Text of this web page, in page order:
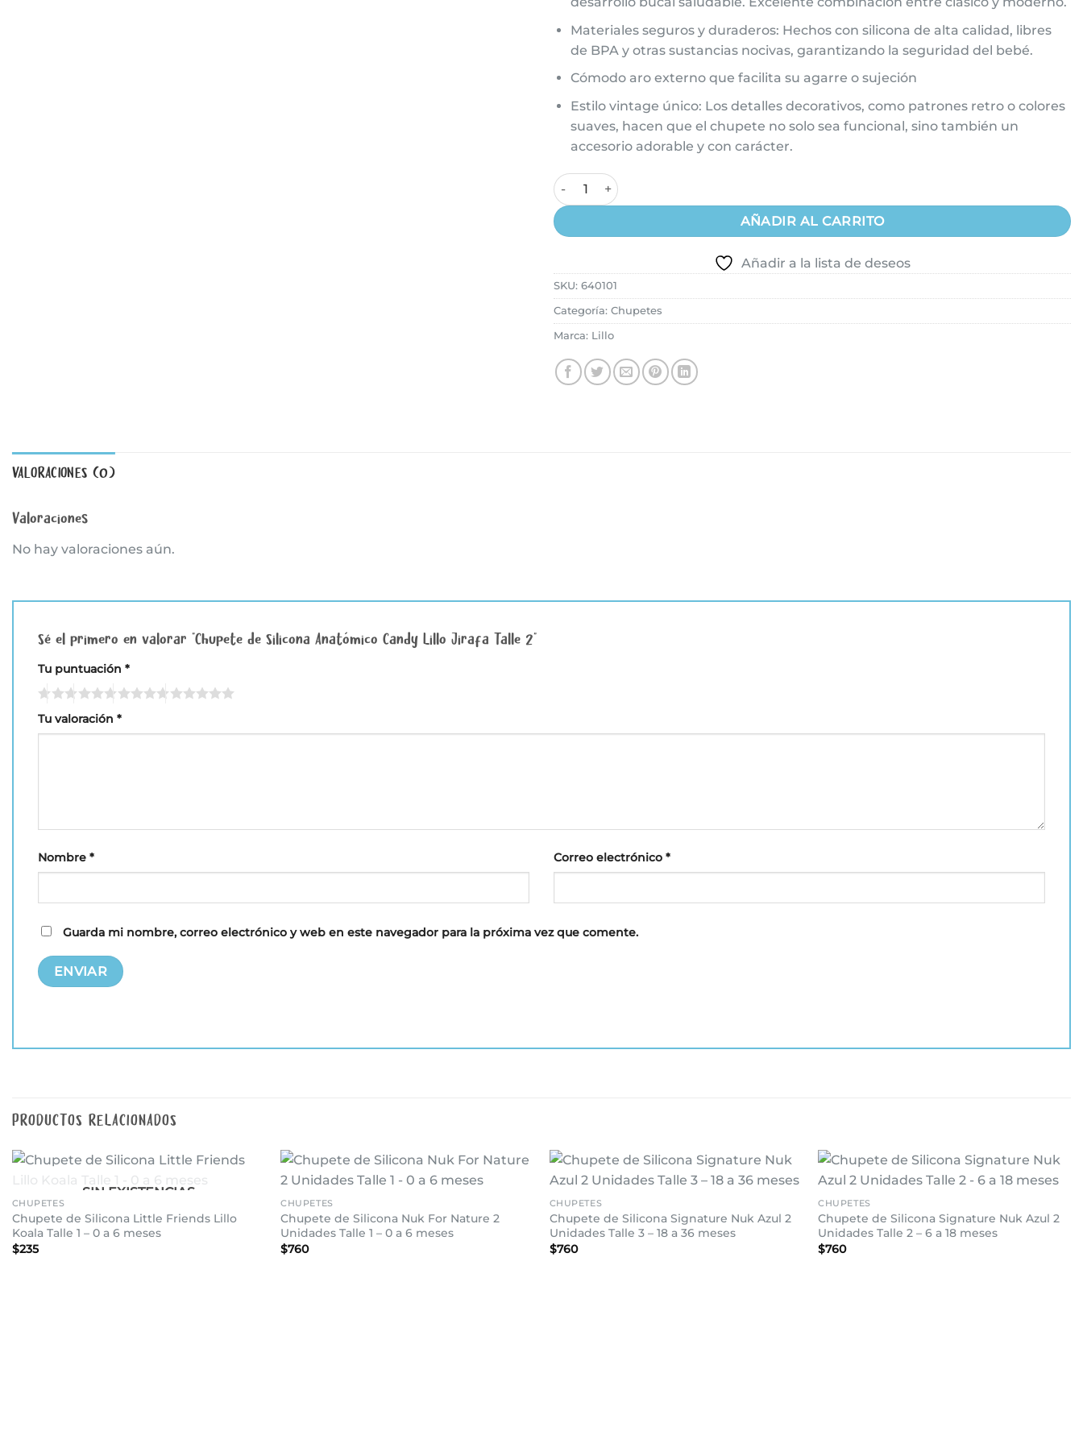
Materiales seguros y duraderos: Hechos con silicona de alta calidad, libres
de BPA y otras sustancias nocivas, garantizando la seguridad del bebé.
Cómodo aro externo que facilita su agarre o sujeción
Estilo vintage único: Los detalles decorativos, como patrones retro o colores
suaves, hacen que el chupete no solo sea funcional, sino también un
accesorio adorable y con carácter.
Chupete de Silicona Anatómico Candy Lillo Jirafa Talle 2 cantidad
AÑADIR AL CARRITO
Añadir a la lista de deseos
SKU: 640101
Categoría: Chupetes
Marca: Lillo
VALORACIONES (0)
Valoraciones
No hay valoraciones aún.
Sé el primero en valorar “Chupete de Silicona Anatómico Candy Lillo Jirafa Talle 2”
Tu puntuación *
Tu valoración *
Nombre * Correo electrónico *
Guarda mi nombre, correo electrónico y web en este navegador para la próxima vez que comente.
PRODUCTOS RELACIONADOS
lista de
SIN EXISTENCIAS
CHUPETES
Chupete de Silicona Little Friends Lillo
Koala Talle 1 – 0 a 6 meses
$235
lista de
CHUPETES
Chupete de Silicona Nuk For Nature 2
Unidades Talle 1 – 0 a 6 meses
$760
lista de
CHUPETES
Chupete de Silicona Signature Nuk Azul 2
Unidades Talle 3 – 18 a 36 meses
$760
lista de
CHUPETES
Chupete de Silicona Signature Nuk Azul 2
Unidades Talle 2 – 6 a 18 meses
$760